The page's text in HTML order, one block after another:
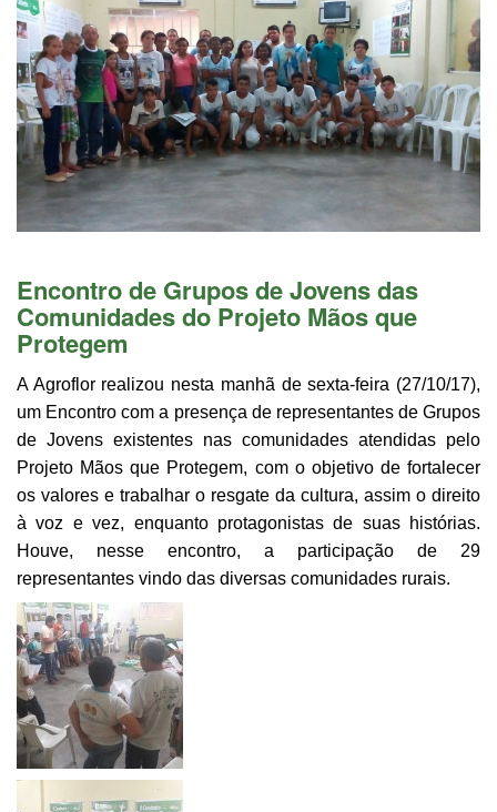
Encontro de Grupos de Jovens das
Comunidades do Projeto Mãos que
Protegem
A Agroflor realizou nesta manhã de sexta-feira (27/10/17),
um Encontro com a presença de representantes de Grupos
de Jovens existentes nas comunidades atendidas pelo
Projeto Mãos que Protegem, com o objetivo de fortalecer
os valores e trabalhar o resgate da cultura, assim o direito
à voz e vez, enquanto protagonistas de suas histórias.
Houve, nesse encontro, a participação de 29
representantes vindo das diversas comunidades rurais.